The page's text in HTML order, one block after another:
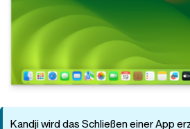
Kandjiwird das Schließen einer App